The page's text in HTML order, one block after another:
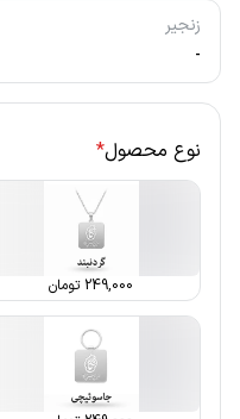
زنجیر
-
نوع محصول*
249,000 تومان